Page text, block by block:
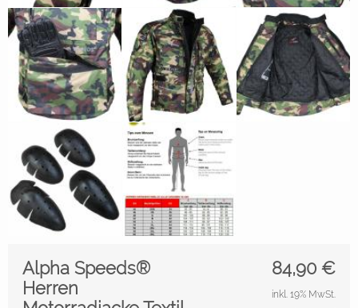
84,90 €
Alpha Speeds®
Herren
inkl. 19% MwSt.